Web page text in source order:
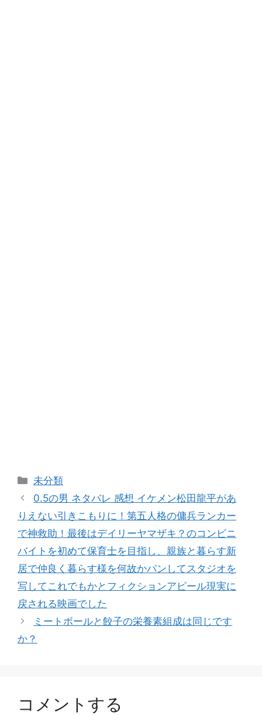
カ
テ
リ
ー
未分類
0.5の男 ネタバレ 感想 イケメン松田龍平があ
りえない引きこもりに！第五人格の傭兵ランカー
で神救助！最後はデイリーヤマザキ？のコンビニ
バイトを初めて保育士を目指し、親族と暮らす新
居で仲良く暮らす様を何故かパンしてスタジオを
写してこれでもかとフィクションアピール現実に
戻される映画でした
ミートボールと餃子の栄養素組成は同じです
か？
コメントする